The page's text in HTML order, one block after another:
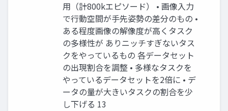
用（計800kエピソード） • 画像入力
で行動空間が手先姿勢の差分のもの •
ある程度画像の解像度が高くタスク
の多様性が ありニッチすぎないタス
クをやっているもの 各データセット
の出現割合を調整 • 多様なタスクを
やっているデータセットを2倍に • デ
ータの量が大きいタスクの割合を少
し下げる 13